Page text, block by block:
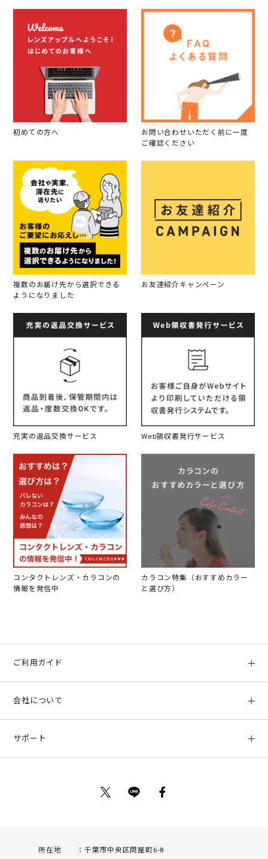
初めての方へ
お問い合わせいただく前に一度
ご確認ください
複数のお届け先から選択できる
ようになりました
お友達紹介キャンペーン
充実の返品交換サービス Web領収書発行サービス
コンタクトレンズ・カラコンの
情報を発信中
カラコン特集（おすすめカラー
と選び方）
ご利用ガイド
お支払い方法、配送について
返品について
会社について
サポート
所在地 千葉市中央区問屋町6-8